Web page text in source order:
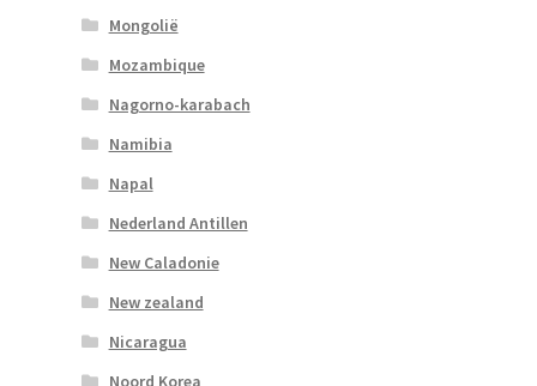
Mongolië
Mozambique
Nagorno-karabach
Namibia
Napal
Nederland Antillen
New Caladonie
New zealand
Nicaragua